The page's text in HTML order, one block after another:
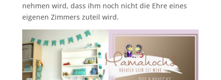
nehmen wird, dass ihm noch nicht die Ehre eines
eigenen Zimmers zuteil wird.